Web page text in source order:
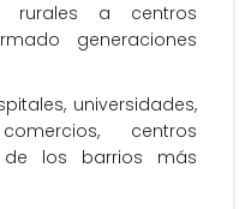
rurales a centros
generaciones
universidades,
centros
los barrios más